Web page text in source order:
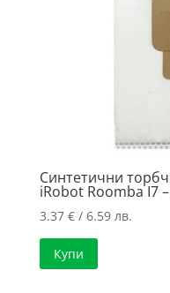
Синтетични
iRobot Roomba I7
3.37 €/ 6.59 лв.
Купи